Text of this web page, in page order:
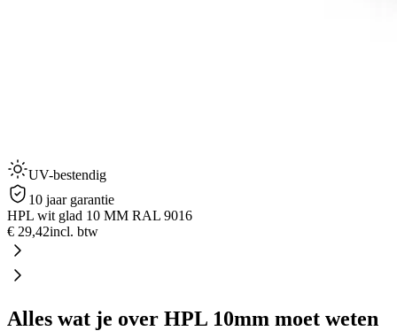
UV-bestendig
10 jaar garantie
HPL wit glad 10 MM RAL 9016
€ 29,42incl. btw
Alles wat je over HPL 10mm moet weten